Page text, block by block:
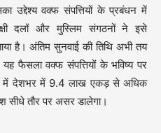
उद्देश्य वक्फ संपत्तियों के प्रबंधन में
दलों और मुस्लिम संगठनों ने इसे
है। अंतिम सुनवाई की तिथि अभी तय
फैसला वक्फ संपत्तियों के भविष्य पर
में देशभर में 9.4 लाख एकड़ से अधिक
सीधे तौर पर असर डालेगा।